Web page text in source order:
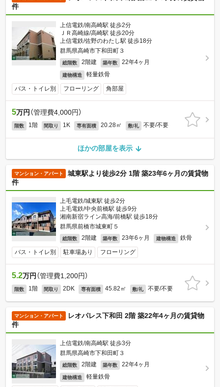
件
上信電鉄/南高崎駅 徒歩2分
ＪＲ高崎線/高崎駅 徒歩20分
上信電鉄/佐野のわたし駅 徒歩18分
群馬県高崎市下和田町３
総階数 2階建 築年数 22年4ヶ月
建物構造 軽量鉄骨
バス・トイレ別 フローリング 角部屋
5万円 （管理費4,000円）
階数 1階 間取り 1K 専有面積 20.28㎡ 敷/礼 不要/不要
ほかの部屋を表示
マンション・アパート
城東駅より徒歩2分 1階 築23年6ヶ月の賃貸物
件
上毛電鉄/城東駅 徒歩2分
上毛電鉄/中央前橋駅 徒歩9分
湘南新宿ライン高海/前橋駅 徒歩18分
群馬県前橋市城東町５
総階数 2階建 築年数 23年6ヶ月 建物構造 鉄骨
バス・トイレ別 駐車場あり フローリング
5.2万円 （管理費1,200円）
階数 1階 間取り 2DK 専有面積 45.82㎡ 敷/礼 不要/不要
マンション・アパート
レオパレス下和田 2階 築22年4ヶ月の賃貸物
件
上信電鉄/南高崎駅 徒歩3分
群馬県高崎市下和田町３
総階数 2階建 築年数 22年4ヶ月
建物構造 軽量鉄骨